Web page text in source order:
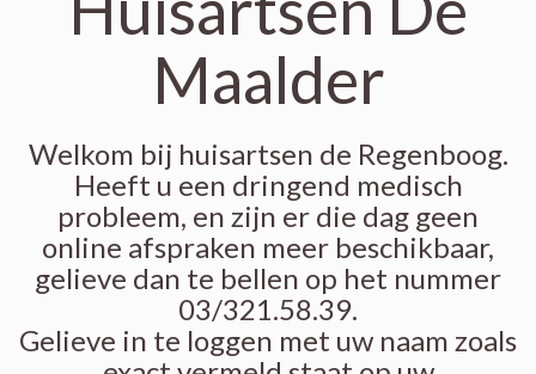
Maalder
Welkom bij huisartsen de Regenboog.
Heeft u een dringend medisch
probleem, en zijn er die dag geen
online afspraken meer beschikbaar,
gelieve dan te bellen op het nummer
03/321.58.39.
Gelieve in te loggen met uw naam zoals